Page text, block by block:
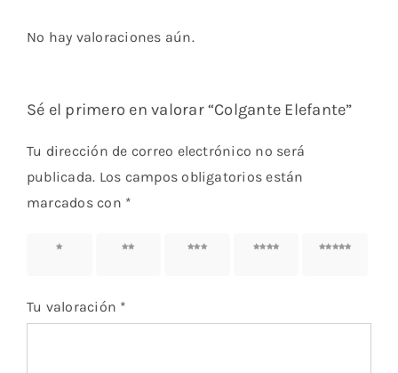
No hay valoraciones aún.
Sé el primero en valorar “Colgante Elefante”
Tu dirección de correo electrónico no será
publicada. Los campos obligatorios están
marcados con *
1 de 5
2 de 5
3 de 5
4 de 5
5 de 5
Tu valoración *